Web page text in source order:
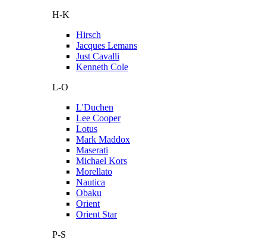
H-K
Hirsch
Jacques Lemans
Just Cavalli
Kenneth Cole
L-O
L'Duchen
Lee Cooper
Lotus
Mark Maddox
Maserati
Michael Kors
Morellato
Nautica
Obaku
Orient
Orient Star
P-S